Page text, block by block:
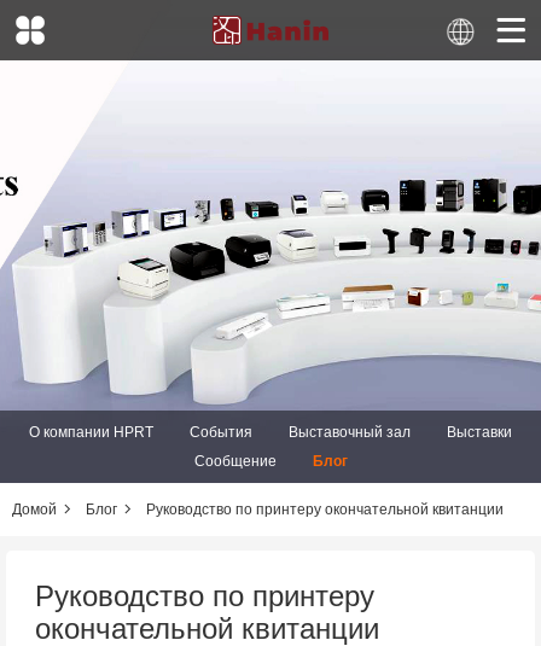
О компании HPRT События Выставочный зал
Выставки
Сообщение
Блог
Домой Блог Руководство по принтеру окончательной квитанции
Руководство по принтеру
окончательной квитанции